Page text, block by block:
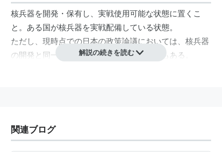
核兵器を開発・保有し、実戦使用可能な状態に置くこ
と。ある国が核兵器を実戦配備している状態。
ただし、現時点での日本の政策論議においては、核兵器
の開発と同一視されて用いられている嫌いもある。
うな段階を経なければならないと考えられる。
解説の続きを読む
関連ブログ